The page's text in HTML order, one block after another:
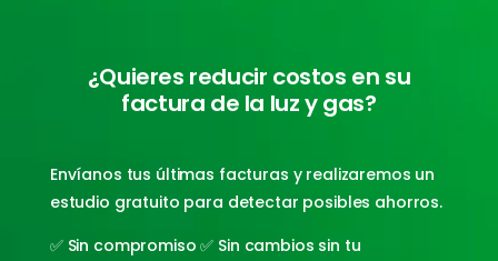
¿Quieres reducir costos en su
factura de la luz y gas?
Envíanos tus últimas facturas y realizaremos un
estudio gratuito para detectar posibles ahorros.
✅ Sin compromiso ✅ Sin cambios sin tu